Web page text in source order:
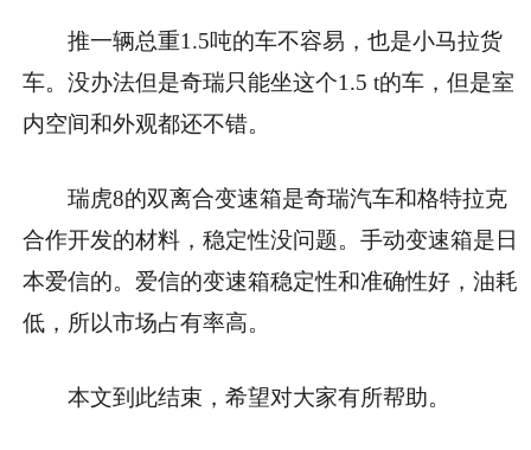
推一辆总重1.5吨的车不容易，也是小马拉货
车。没办法但是奇瑞只能坐这个1.5 t的车，但是室
内空间和外观都还不错。
瑞虎8的双离合变速箱是奇瑞汽车和格特拉克
合作开发的材料，稳定性没问题。手动变速箱是日
本爱信的。爱信的变速箱稳定性和准确性好，油耗
低，所以市场占有率高。
本文到此结束，希望对大家有所帮助。